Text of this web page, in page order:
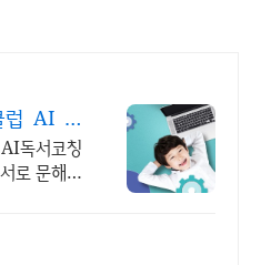
럽 AI 문
독서코칭
로 문해력